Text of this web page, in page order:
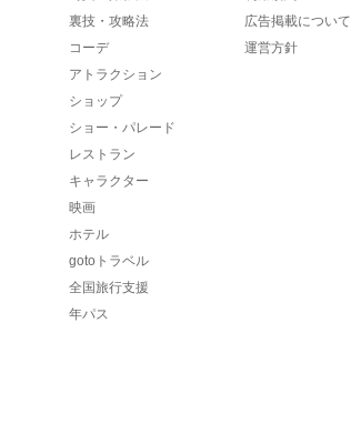
裏技・攻略法
コーデ
アトラクション
ショップ
ショー・パレード
レストラン
キャラクター
映画
ホテル
gotoトラベル
全国旅行支援
年パス
広告掲載について
運営方針